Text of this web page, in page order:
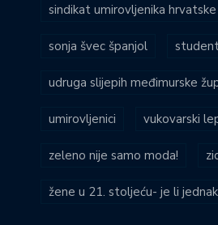
sindikat umirovljenika hrvatske
sonja švec španjol
udruga slijepih međimurske
umirovljenici vukovarski
zeleno nije samo moda!
žene u 21. stoljeću- je li